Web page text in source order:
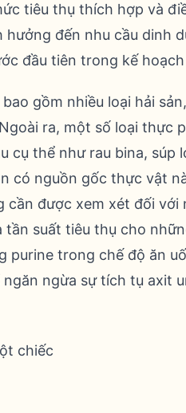
tiêu thụ thích hợp và
đến nhu cầu dinh
đầu tiên trong kế
gồm nhiều loại hải
ra, một số loại thực
cụ thể như rau bina, súp
có nguồn gốc thực vật
được xem xét đối với
suất tiêu thụ cho
purine trong chế độ ăn
ngừa sự tích tụ axit